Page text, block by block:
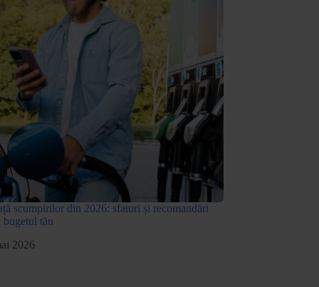
scumpirilor din 2026: sfaturi și recomandări
bugetul tău
2026